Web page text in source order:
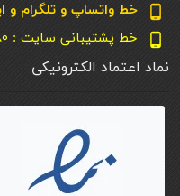
phone_android خط واتساپ و تلگرام و ایتا
phone_android خط پشتیبانی سایت : ۰۹۰۳۹۷۱۱۱۸۰
نماد اعتماد الکترونیکی